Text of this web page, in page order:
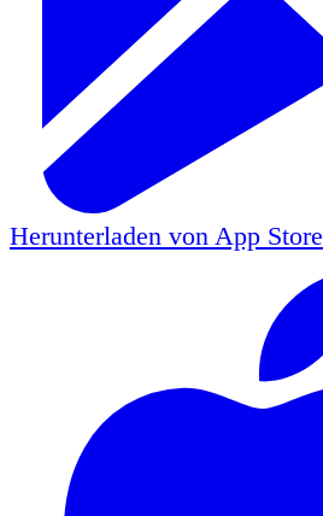
Herunterladen von App Store